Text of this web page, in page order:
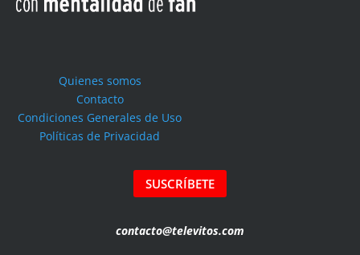
Quienes somos
Contacto
Condiciones Generales de Uso
Políticas de Privacidad
SUSCRÍBETE
contacto@televitos.com